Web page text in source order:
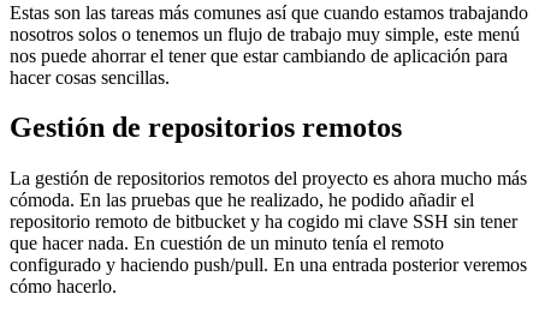
Estas son las tareas más comunes así que cuando estamos trabajando
nosotros solos o tenemos un flujo de trabajo muy simple, este menú
nos puede ahorrar el tener que estar cambiando de aplicación para
hacer cosas sencillas.
Gestión de repositorios remotos
La gestión de repositorios remotos del proyecto es ahora mucho más
cómoda. En las pruebas que he realizado, he podido añadir el
repositorio remoto de bitbucket y ha cogido mi clave SSH sin tener
que hacer nada. En cuestión de un minuto tenía el remoto
configurado y haciendo push/pull. En una entrada posterior veremos
cómo hacerlo.